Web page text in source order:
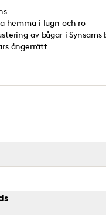
hemma i lugn och ro
av bågar i
ångerrätt